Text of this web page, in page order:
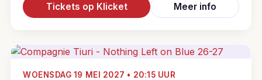
Tickets op Klicket Meer info
WOENSDAG 19 MEI 2027 • 20:15 UUR